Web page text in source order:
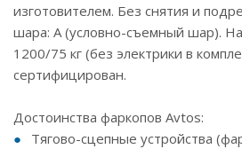
изготовителем. Без снятия и
шара: А (условно-съемный шар).
1200/75 кг (без электрики в
сертифицирован.
Достоинства фаркопов Avtos:
Тягово-сцепные устройства